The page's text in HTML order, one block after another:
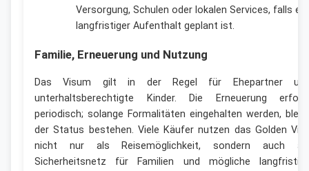
Versorgung, Schulen oder lokalen Services, falls ein
langfristiger Aufenthalt geplant ist.
Familie, Erneuerung und Nutzung
Das Visum gilt in der Regel für Ehepartner
unterhaltsberechtigte Kinder. Die Erneuerung
periodisch; solange Formalitäten eingehalten werden,
der Status bestehen. Viele Käufer nutzen das Golden
nicht nur als Reisemöglichkeit, sondern auch
Sicherheitsnetz für Familien und mögliche